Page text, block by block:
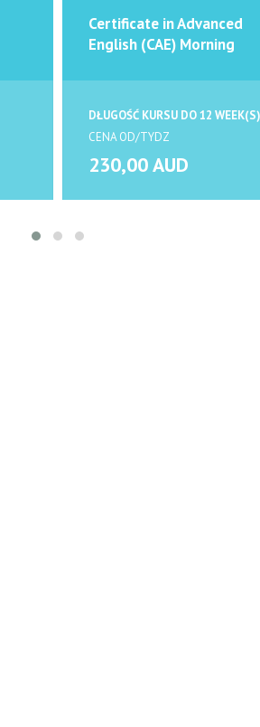
Certificate in Advanced
English (CAE) Morning
DŁUGOŚĆ KURSU DO 12 WEEK(S)
CENA OD/TYDZ
230,00 AUD